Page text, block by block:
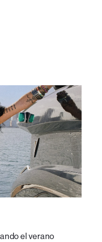
el verano